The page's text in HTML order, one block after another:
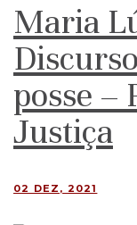
Maria
posse –
Justiça
02 DEZ, 2021